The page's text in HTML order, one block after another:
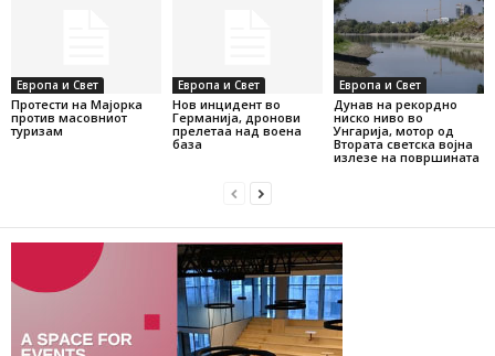
Европа и Свет
Протести на Мајорка
против масовниот
туризам
Европа и Свет
Нов инцидент во
Германија, дронови
прелетаа над воена
база
Европа и Свет
Дунав на рекордно
ниско ниво во
Унгарија, мотор од
Втората светска војна
излезе на површината